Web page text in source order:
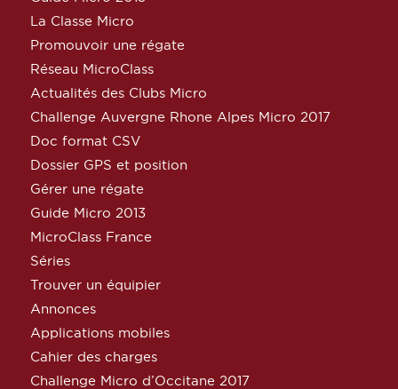
La Classe Micro
Promouvoir une régate
Réseau MicroClass
Actualités des Clubs Micro
Challenge Auvergne Rhone Alpes Micro 2017
Doc format CSV
Dossier GPS et position
Gérer une régate
Guide Micro 2013
MicroClass France
Séries
Trouver un équipier
Annonces
Applications mobiles
Cahier des charges
Challenge Micro d’Occitane 2017